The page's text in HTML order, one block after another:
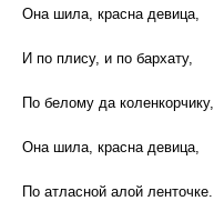
Она шила, красна девица,
И по плису, и по бархату,
По белому да коленкорчику,
Она шила, красна девица,
По атласной алой ленточке.